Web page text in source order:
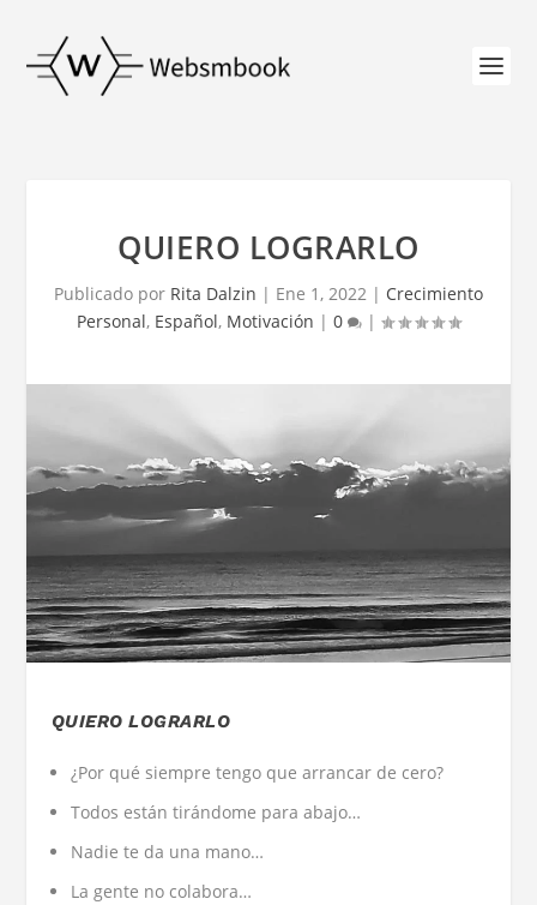
QUIERO LOGRARLO
Publicado por Rita Dalzin | Ene 1, 2022 | Crecimiento
Personal, Español, Motivación | 0 |
QUIERO LOGRARLO
¿Por qué siempre tengo que arrancar de cero?
Todos están tirándome para abajo…
Nadie te da una mano…
La gente no colabora…